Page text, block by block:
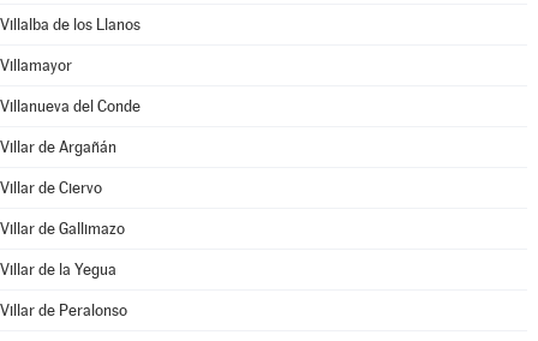
Villalba de los Llanos
Villamayor
Villanueva del Conde
Villar de Argañán
Villar de Ciervo
Villar de Gallimazo
Villar de la Yegua
Villar de Peralonso